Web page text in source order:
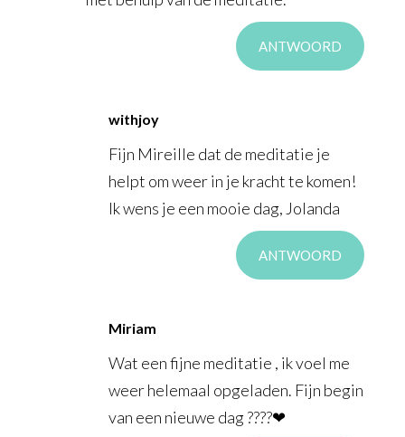
ANTWOORD
withjoy
Fijn Mireille dat de meditatie je
helpt om weer in je kracht te komen!
Ik wens je een mooie dag, Jolanda
ANTWOORD
Miriam
Wat een fijne meditatie , ik voel me
weer helemaal opgeladen. Fijn begin
van een nieuwe dag ????❤